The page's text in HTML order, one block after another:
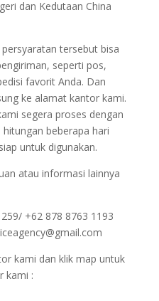
dan Kedutaan China
tersebut bisa
seperti pos,
favorit Anda. Dan
ke alamat kantor kami.
segera proses dengan
beberapa hari
untuk digunakan.
atau informasi lainnya
+62 878 8763 1193
kami dan klik map untuk
kami :